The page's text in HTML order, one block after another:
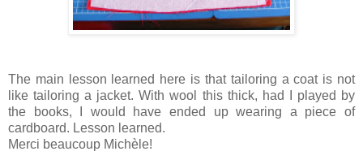
The main lesson learned here is that tailoring a coat is not
like tailoring a jacket. With wool this thick, had I played by
the books, I would have ended up wearing a piece of
cardboard. Lesson learned.
Merci beaucoup Michèle!